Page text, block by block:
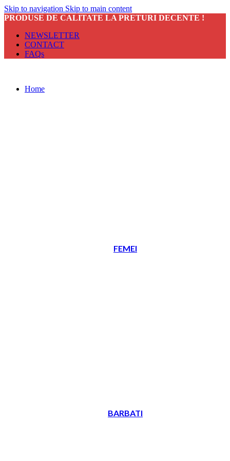
Skip to navigation Skip to main content
PRODUSE DE CALITATE LA PRETURI DECENTE !
NEWSLETTER
CONTACT
FAQs
Home
FEMEI
BARBATI